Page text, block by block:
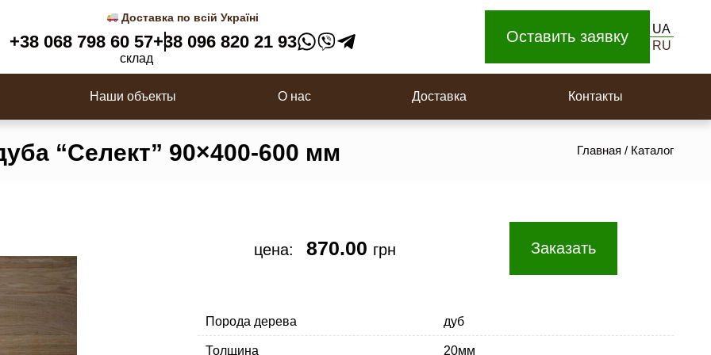
Доставка по всій Україні
+38 068 798 60 57
склад
+38 096 820 21 93 Оставить заявку
UA
RU
Наши объекты О нас Доставка Контакты
Площадки на поворотную лестницу
“Селект” 90×400-600 мм Главная / Каталог
цена: 870.00 грн Заказать
Порода дерева дуб
Толщина 20мм